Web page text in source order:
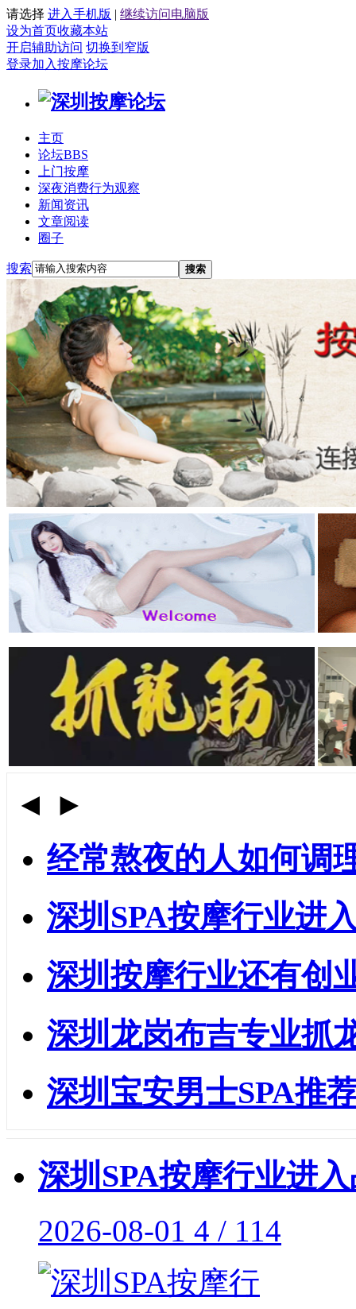
请选择 进入手机版 | 继续访问电脑版
设为首页收藏本站
开启辅助访问 切换到窄版
登录加入按摩论坛
主页
论坛BBS
上门按摩
深夜消费行为观察
新闻资讯
文章阅读
圈子
搜索 搜索
◄ ►
经常熬夜的人如何调
深圳SPA按摩行业进
深圳按摩行业还有创
深圳龙岗布吉专业抓
深圳宝安男士SPA推
深圳SPA按摩行业进
2026-08-01 4 / 114